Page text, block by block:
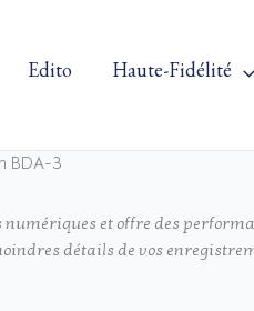
Edito Haute-Fidélité
BDA-3
numériques et offre des
détails de vos